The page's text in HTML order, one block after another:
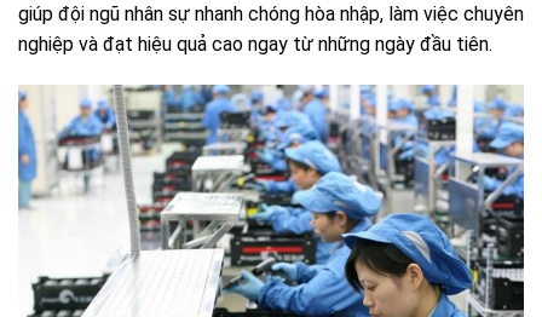
giúp đội ngũ nhân sự nhanh chóng hòa nhập, làm việc chuyên
nghiệp và đạt hiệu quả cao ngay từ những ngày đầu tiên.